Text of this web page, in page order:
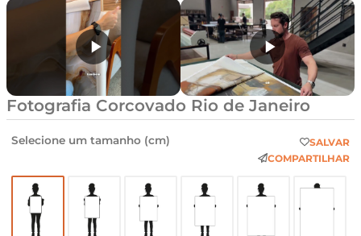
Fotografia Corcovado Rio de Janeiro
Selecione um tamanho (cm)
SALVAR
COMPARTILHAR